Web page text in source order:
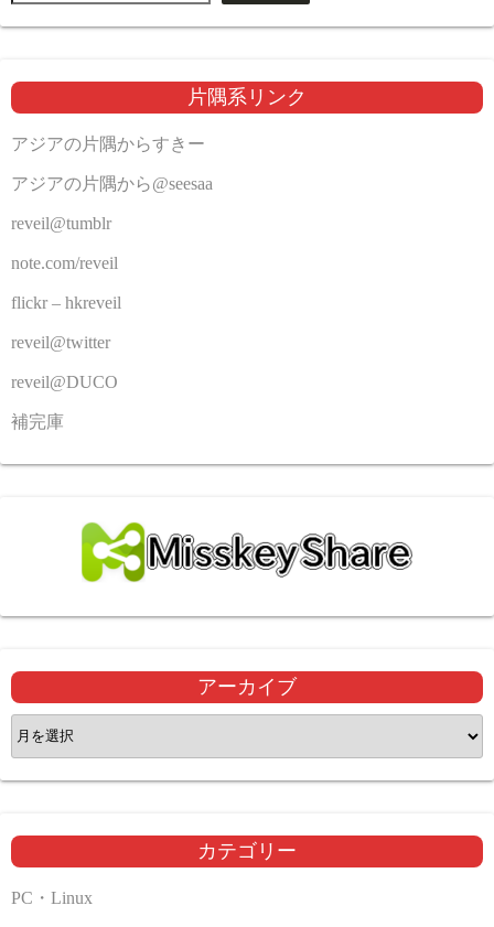
片隅系リンク
アジアの片隅からすきー
アジアの片隅から@seesaa
reveil@tumblr
note.com/reveil
flickr – hkreveil
reveil@twitter
reveil@DUCO
補完庫
アーカイブ
ア
ー
カ
ブ
カテゴリー
PC・Linux